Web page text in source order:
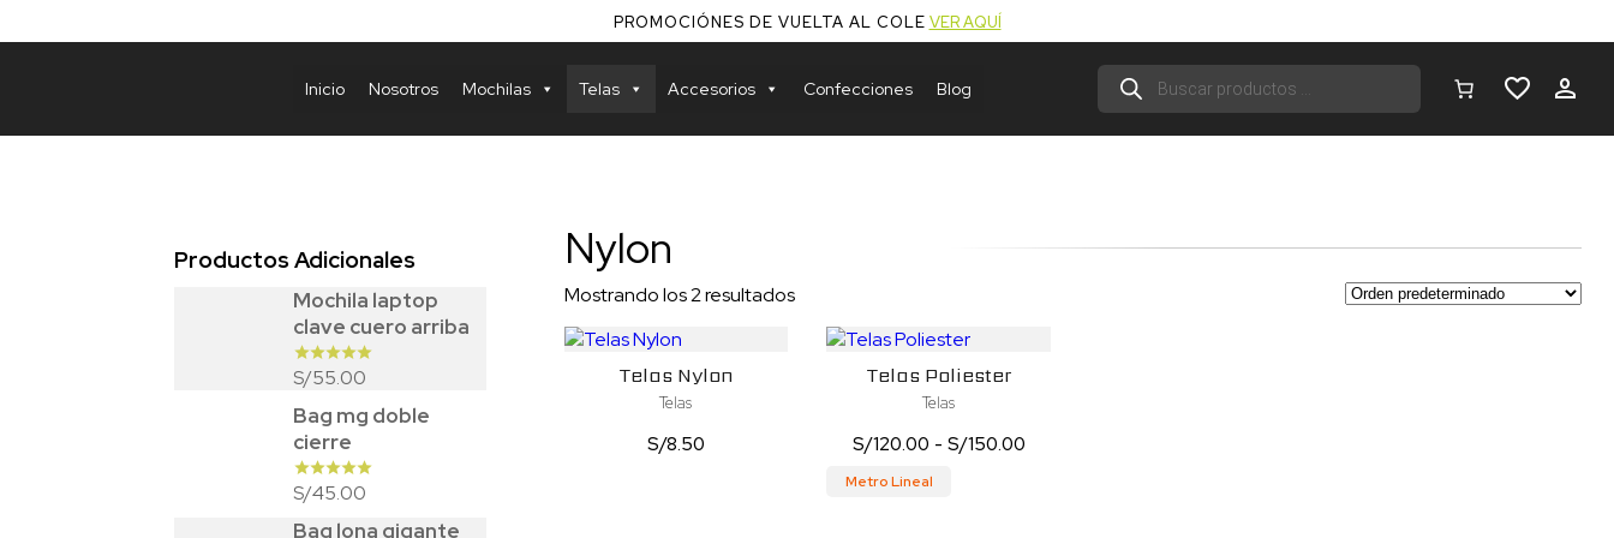
PROMOCIÓNES DE VUELTA AL COLE VER AQUÍ
Inicio Nosotros Mochilas Telas Accesorios Confecciones Blog
Búsqueda
de
productos
Nylon
Mostrando los 2 resultados
Telas Nylon
Telas
S/8.50
Telas Poliester
Telas
S/120.00 - S/150.00Rango
Metro Lineal
Productos Adicionales
Mochila laptop
clave cuero arriba
S/55.00
Bag mg doble
cierre
S/45.00
Bag lona gigante